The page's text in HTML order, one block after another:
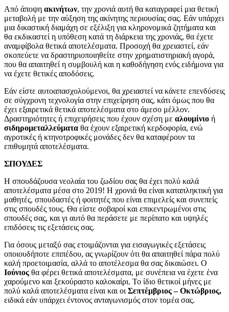
Από άποψη ακινήτων, την χρονιά αυτή θα καταγραφεί μια θετική
μεταβολή με την αύξηση της ακίνητης περιουσίας σας. Εάν υπάρχει
μια δικαστική διαμάχη σε εξέλιξη για κληρονομικά ζητήματα και
θα εκδικαστεί η υπόθεση κατά τη διάρκεια της χρονιάς, θα έχετε
αναμφίβολα θετικά αποτελέσματα. Προσοχή θα χρειαστεί, εάν
σκοπεύετε να δραστηριοποιηθείτε στην χρηματιστηριακή αγορά,
που θα απαιτηθεί η συμβουλή και η καθοδήγηση ενός ειδήμονα για
να έχετε θετικές αποδόσεις.
Εάν είστε αυτοαπασχολούμενοι, θα χρειαστεί να κάνετε επενδύσεις
σε σύγχρονη τεχνολογία στην επιχείρηση σας, κάτι όμως που θα
έχει εξαιρετικά θετικά αποτελέσματα στο άμεσο μέλλον.
Δραστηριότητες ή επιχειρήσεις που έχουν σχέση με αλουμίνιο ή
σιδηρομεταλλεύματα θα έχουν εξαιρετική κερδοφορία, ενώ
αγροτικές ή κτηνοτροφικές μονάδες δεν θα καταφέρουν τα
επιθυμητά αποτελέσματα.
ΣΠΟΥΔΕΣ
Η σπουδάζουσα νεολαία του ζωδίου σας θα έχει πολύ καλά
αποτελέσματα μέσα στο 2019! Η χρονιά θα είναι καταπληκτική για
μαθητές, σπουδαστές ή φοιτητές που είναι επιμελείς και συνεπείς
στις σπουδές τους. Θα είστε σοβαροί και επικεντρωμένοι στις
σπουδές σας, και γι αυτό θα περάσετε με περίπατο και υψηλές
επιδόσεις τις εξετάσεις σας.
Για όσους μεταξύ σας ετοιμάζονται για εισαγωγικές εξετάσεις
οποιουδήποτε επιπέδου, ας γνωρίζουν ότι θα απαιτηθεί πάρα πολύ
καλή προετοιμασία, αλλά το αποτέλεσμα θα σας δικαιώσει. Ο
Ιούνιος θα φέρει θετικά αποτελέσματα, με συνέπεια να έχετε ένα
χαρούμενο και ξεκούραστο καλοκαίρι. Το ίδιο θετικοί μήνες με
πολύ καλά αποτελέσματα είναι και οι Σεπτέμβριος – Οκτώβριος,
ειδικά εάν υπάρχει έντονος ανταγωνισμός στον τομέα σας.